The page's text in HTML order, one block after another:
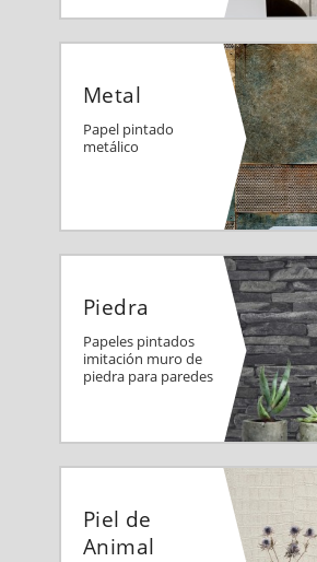
Metal
Papel pintado
metálico
Piedra
Papeles pintados
imitación muro de
piedra para paredes
Piel de
Animal